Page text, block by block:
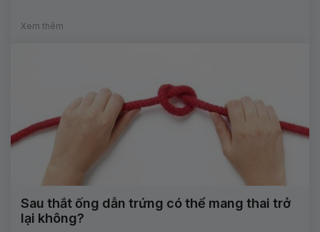
Xem thêm
Sau thắt ống dẫn trứng có thể mang thai trở
lại không?